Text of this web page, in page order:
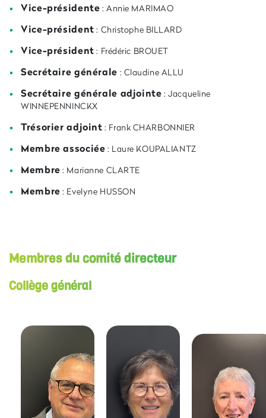
Vice-présidente : Annie MARIMAO
Vice-président : Christophe BILLARD
Vice-président : Frédéric BROUET
Secrétaire générale : Claudine ALLU
Secrétaire générale adjointe : Jacqueline
WINNEPENNINCKX
Trésorier adjoint : Frank CHARBONNIER
Membre associée : Laure KOUPALIANTZ
Membre : Marianne CLARTE
Membre : Evelyne HUSSON
Membres du comité directeur
Collège général